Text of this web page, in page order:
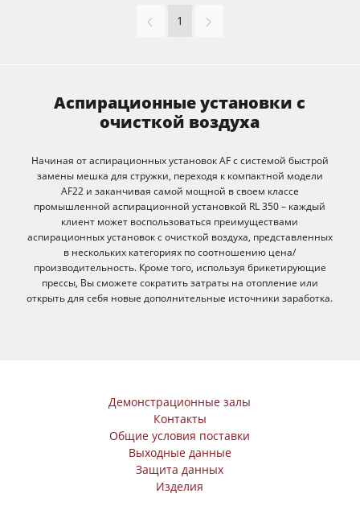
1
Аспирационные установки с
очисткой воздуха
Начиная от аспирационных установок AF с системой быстрой
замены мешка для стружки, переходя к компактной модели
AF22 и заканчивая самой мощной в своем классе
промышленной аспирационной установкой RL 350 – каждый
клиент может воспользоваться преимуществами
аспирационных установок с очисткой воздуха, представленных
в нескольких категориях по соотношению цена/
производительность. Кроме того, используя брикетирующие
прессы, Вы сможете сократить затраты на отопление или
открыть для себя новые дополнительные источники заработка.
Демонстрационные залы
Контакты
Общие условия поставки
Выходные данные
Защита данных
Изделия